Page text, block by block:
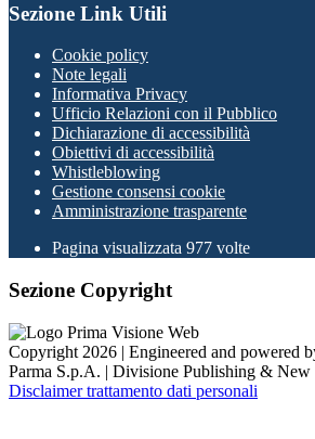
Sezione Link Utili
Cookie policy
Note legali
Informativa Privacy
Ufficio Relazioni con il Pubblico
Dichiarazione di accessibilità
Obiettivi di accessibilità
Whistleblowing
Gestione consensi cookie
Amministrazione trasparente
Pagina visualizzata 977 volte
Sezione Copyright
Copyright 2026 | Engineered and powered
Parma S.p.A. | Divisione Publishing & New
Disclaimer trattamento dati personali